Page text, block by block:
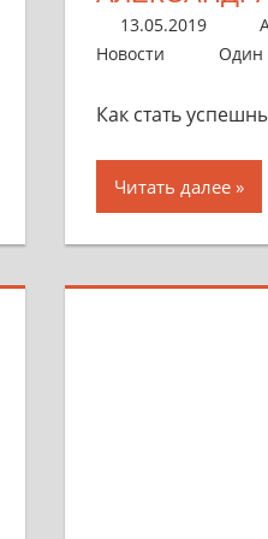
13.05.2019
Новости
Один
Как стать
Читать далее